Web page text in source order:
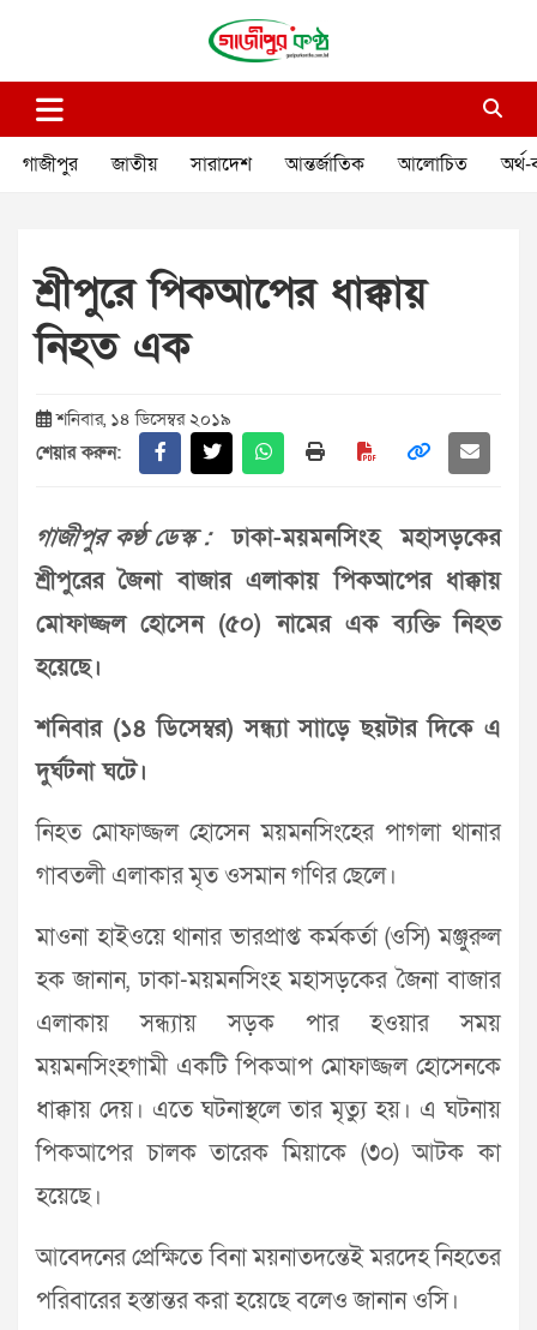
গাজীপুর কণ্ঠ
গাজীপুর জাতীয় সারাদেশ আন্তর্জাতিক আলোচিত অর্থ-
শ্রীপুরে পিকআপের ধাক্কায়
নিহত এক
শনিবার, ১৪ ডিসেম্বর ২০১৯
শেয়ার করুন:
গাজীপুর কণ্ঠ ডেস্ক :ঢাকা-ময়মনসিংহ মহাসড়কের
শ্রীপুরের জৈনা বাজার এলাকায় পিকআপের ধাক্কায়
মোফাজ্জল হোসেন (৫০) নামের এক ব্যক্তি নিহত
হয়েছে।
শনিবার (১৪ ডিসেম্বর) সন্ধ্যা সাাড়ে ছয়টার দিকে এ
দুর্ঘটনা ঘটে।
নিহত মোফাজ্জল হোসেন ময়মনসিংহের পাগলা থানার
গাবতলী এলাকার মৃত ওসমান গণির ছেলে।
মাওনা হাইওয়ে থানার ভারপ্রাপ্ত কর্মকর্তা (ওসি) মঞ্জুরুল
হক জানান, ঢাকা-ময়মনসিংহ মহাসড়কের জৈনা বাজার
এলাকায় সন্ধ্যায় সড়ক পার হওয়ার সময়
ময়মনসিংহগামী একটি পিকআপ মোফাজ্জল হোসেনকে
ধাক্কায় দেয়। এতে ঘটনাস্থলে তার মৃত্যু হয়। এ ঘটনায়
পিকআপের চালক তারেক মিয়াকে (৩০) আটক কা
হয়েছে।
আবেদনের প্রেক্ষিতে বিনা ময়নাতদন্তেই মরদেহ নিহতের
পরিবারের হস্তান্তর করা হয়েছে বলেও জানান ওসি।